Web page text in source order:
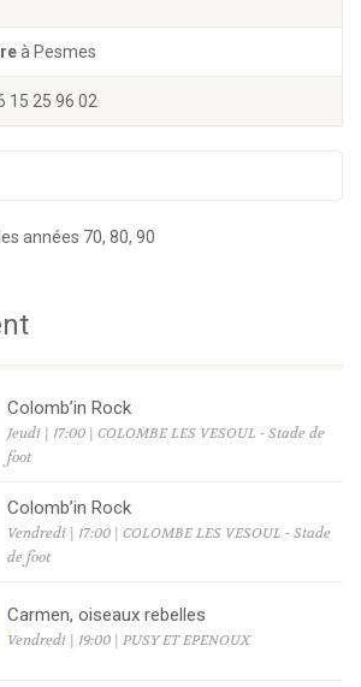
à Pesmes
15 25 96 02
années 70, 80, 90
Colomb’in Rock
Jeudi | 17:00 | COLOMBE LES VESOUL - Stade de
foot
Colomb’in Rock
Vendredi | 17:00 | COLOMBE LES VESOUL - Stade
de foot
Carmen, oiseaux rebelles
Vendredi | 19:00 | PUSY ET EPENOUX